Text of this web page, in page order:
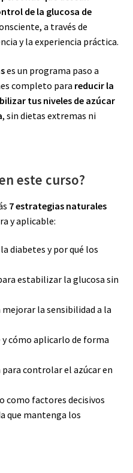
de la glucosa de
a través de
y la experiencia práctica.
es un programa paso a
completo para reducir la
tus niveles de azúcar
, sin dietas extremas ni
este curso?
7 estrategias naturales
y aplicable:
diabetes y por qué los
estabilizar la glucosa sin
la sensibilidad a la
cómo aplicarlo de forma
controlar el azúcar en
como factores decisivos
que mantenga los